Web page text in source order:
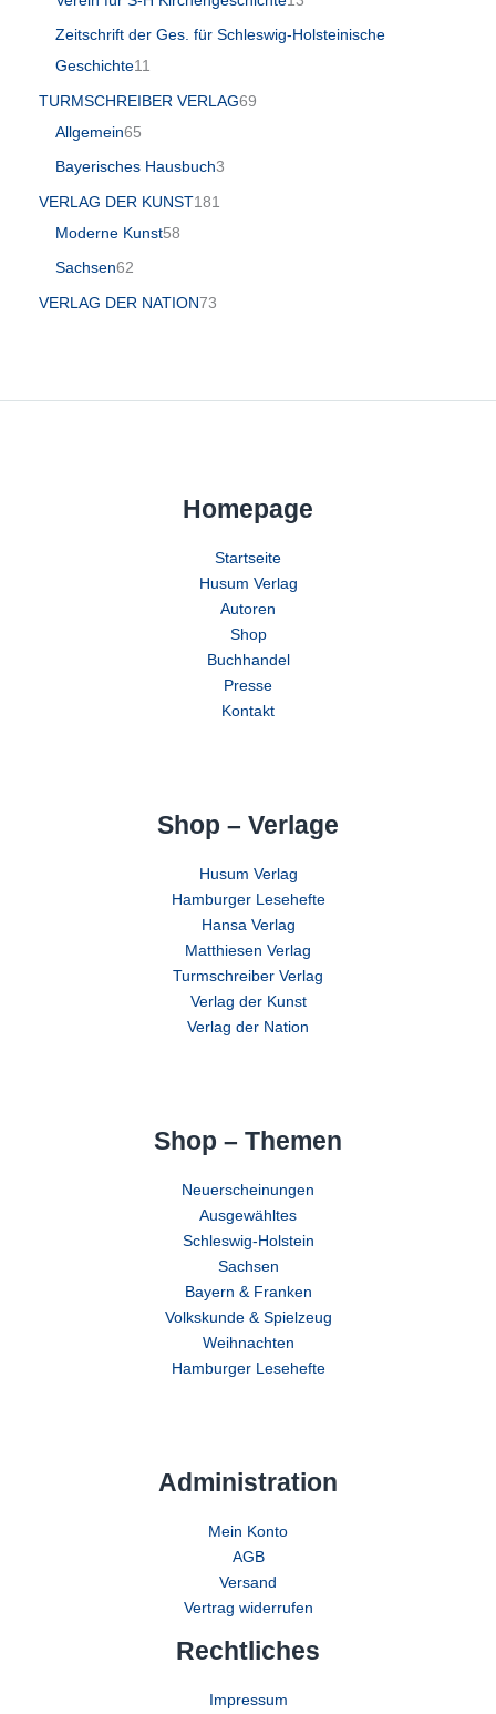
Zeitschrift der Ges. für Schleswig-Holsteinische
Geschichte11
TURMSCHREIBER VERLAG69
Allgemein65
Bayerisches Hausbuch3
VERLAG DER KUNST181
Moderne Kunst58
Sachsen62
VERLAG DER NATION73
Homepage
Startseite
Husum Verlag
Autoren
Shop
Buchhandel
Presse
Kontakt
Shop – Verlage
Husum Verlag
Hamburger Lesehefte
Hansa Verlag
Matthiesen Verlag
Turmschreiber Verlag
Verlag der Kunst
Verlag der Nation
Shop – Themen
Neuerscheinungen
Ausgewähltes
Schleswig-Holstein
Sachsen
Bayern & Franken
Volkskunde & Spielzeug
Weihnachten
Hamburger Lesehefte
Administration
Mein Konto
AGB
Versand
Vertrag widerrufen
Rechtliches
Impressum